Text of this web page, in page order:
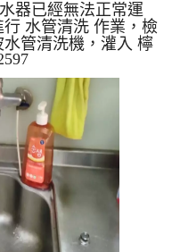
器已經無法正常運
水管清洗 作業，檢
管清洗機，灌入 檸
水管清洗機 ，啟動
髒水，突然變成泥
恢復正常，熱水器也
管老化，會產生鐵
是咖啡色，地下水含
垢，洗出來的水會跟
，是因為裡面有銅的
，如...